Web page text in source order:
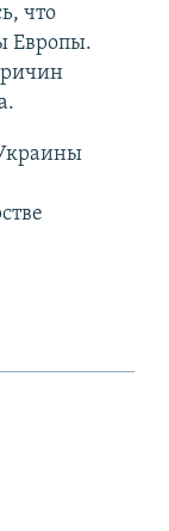
что
Европы.